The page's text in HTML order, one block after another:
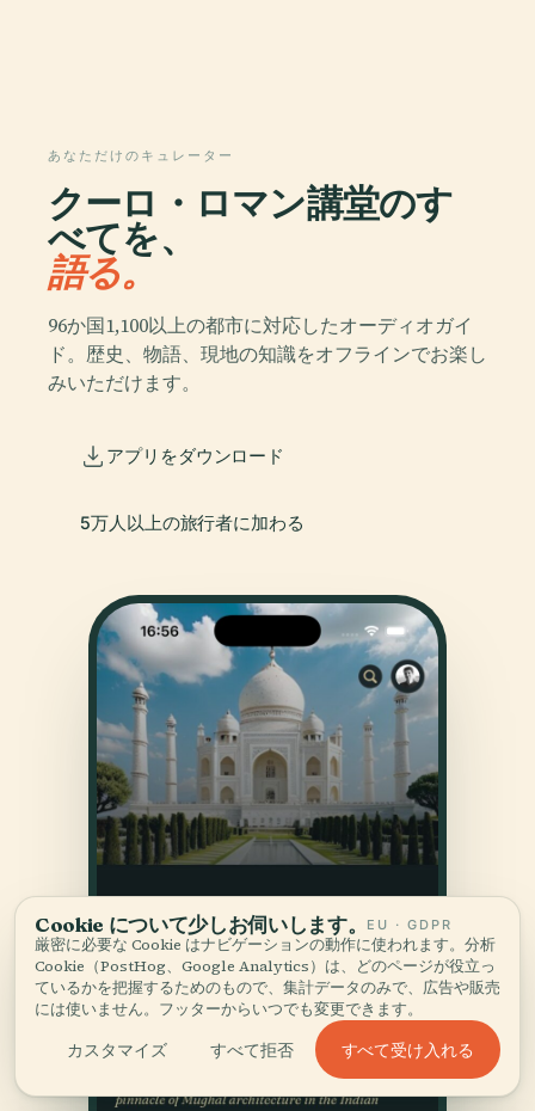
あなただけのキュレーター
クーロ・ロマン講堂のす
べてを、
語る。
96か国1,100以上の都市に対応したオーディオガイ
ド。歴史、物語、現地の知識をオフラインでお楽し
みいただけます。
アプリをダウンロード
5万人以上の旅行者に加わる
Cookie について少しお伺いします。 EU · GDPR
厳密に必要な Cookie はナビゲーションの動作に使われます。分析
Cookie（PostHog、Google Analytics）は、どのページが役立っ
ているかを把握するためのもので、集計データのみで、広告や販売
には使いません。フッターからいつでも変更できます。
カスタマイズ すべて拒否 すべて受け入れる